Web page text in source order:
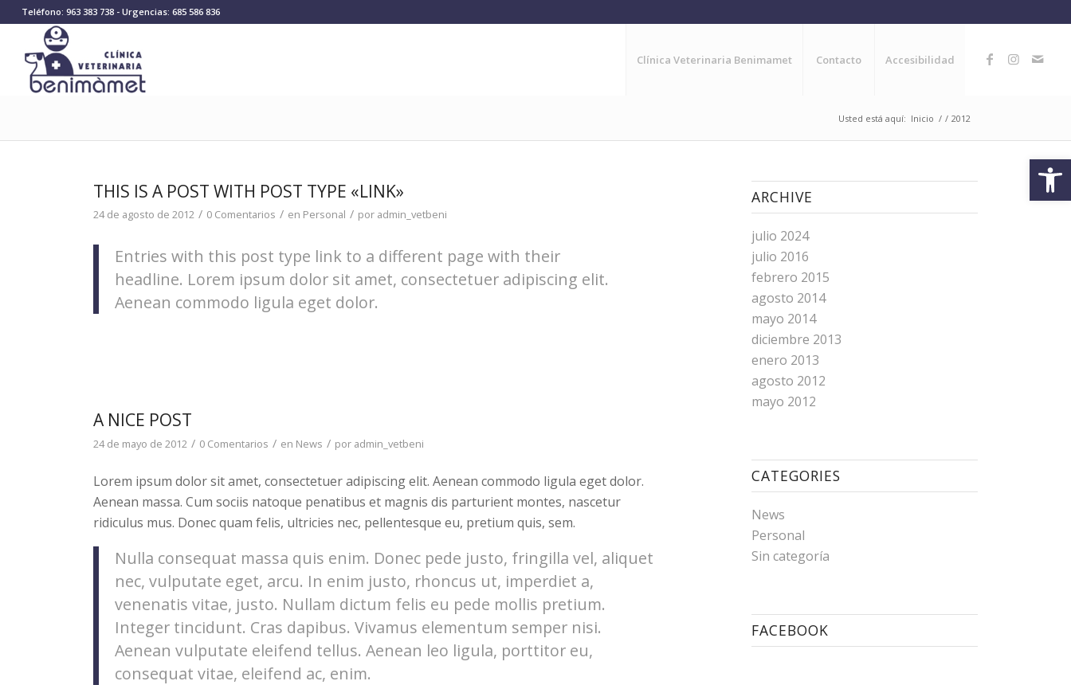
Teléfono: 963 383 738 - Urgencias: 685 586 836
Clínica Veterinaria Benimamet Contacto Accesibilidad
Usted está aquí: Inicio / / 2012
THIS IS A POST WITH POST TYPE «LINK»
24 de agosto de 2012 / 0 Comentarios / en Personal / por admin_vetbeni
Entries with this post type link to a different page with their
headline. Lorem ipsum dolor sit amet, consectetuer adipiscing elit.
Aenean commodo ligula eget dolor.
A NICE POST
24 de mayo de 2012 / 0 Comentarios / en News / por admin_vetbeni
Lorem ipsum dolor sit amet, consectetuer adipiscing elit. Aenean commodo ligula eget dolor.
Aenean massa. Cum sociis natoque penatibus et magnis dis parturient montes, nascetur
ridiculus mus. Donec quam felis, ultricies nec, pellentesque eu, pretium quis, sem.
Nulla consequat massa quis enim. Donec pede justo, fringilla vel, aliquet
nec, vulputate eget, arcu. In enim justo, rhoncus ut, imperdiet a,
venenatis vitae, justo. Nullam dictum felis eu pede mollis pretium.
Integer tincidunt. Cras dapibus. Vivamus elementum semper nisi.
Aenean vulputate eleifend tellus. Aenean leo ligula, porttitor eu,
consequat vitae, eleifend ac, enim.
ARCHIVE
julio 2024
julio 2016
febrero 2015
agosto 2014
mayo 2014
diciembre 2013
enero 2013
agosto 2012
mayo 2012
CATEGORIES
News
Personal
Sin categoría
FACEBOOK